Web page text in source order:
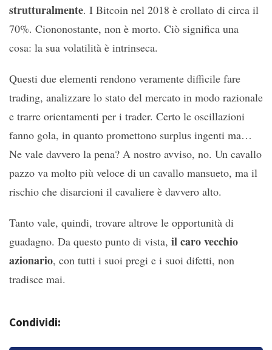
strutturalmente. I Bitcoin nel 2018 è crollato di circa il
70%. Ciononostante, non è morto. Ciò significa una
cosa: la sua volatilità è intrinseca.
Questi due elementi rendono veramente difficile fare
trading, analizzare lo stato del mercato in modo razionale
e trarre orientamenti per i trader. Certo le oscillazioni
fanno gola, in quanto promettono surplus ingenti ma…
Ne vale davvero la pena? A nostro avviso, no. Un cavallo
pazzo va molto più veloce di un cavallo mansueto, ma il
rischio che disarcioni il cavaliere è davvero alto.
Tanto vale, quindi, trovare altrove le opportunità di
guadagno. Da questo punto di vista, il caro vecchio
azionario, con tutti i suoi pregi e i suoi difetti, non
tradisce mai.
Condividi: